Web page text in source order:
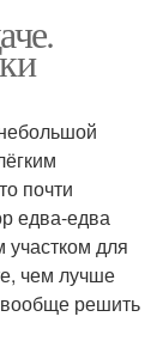
почти
едва-едва
участком для
чем лучше
вообще решить